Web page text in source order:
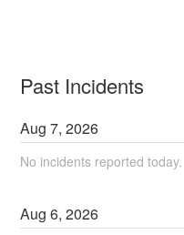
Past Incidents
Aug7,2026
No incidents reported today.
Aug6,2026